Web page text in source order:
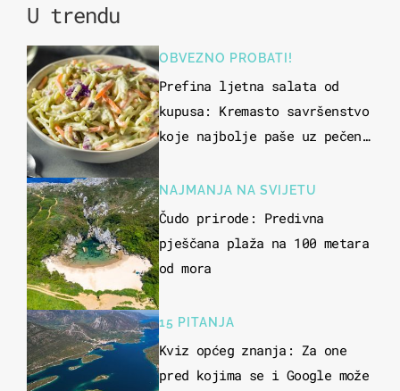
U trendu
OBVEZNO PROBATI!
Prefina ljetna salata od
kupusa: Kremasto savršenstvo
koje najbolje paše uz pečeno
NAJMANJA NA SVIJETU
Čudo prirode: Predivna
pješčana plaža na 100 metara
od mora
15 PITANJA
Kviz općeg znanja: Za one
pred kojima se i Google može